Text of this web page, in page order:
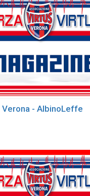
Verona - AlbinoLeffe